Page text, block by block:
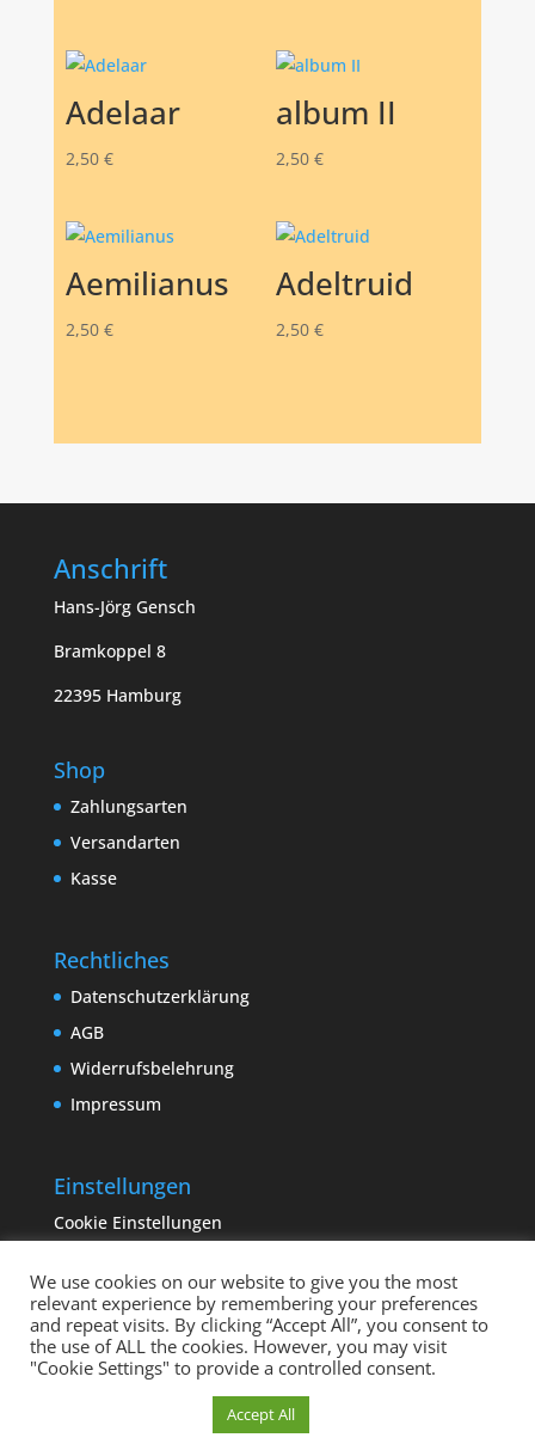
Adelaar
2,50 €
album II
2,50 €
Aemilianus
2,50 €
Adeltruid
2,50 €
Anschrift
Hans-Jörg Gensch
Bramkoppel 8
22395 Hamburg
Shop
Zahlungsarten
Versandarten
Kasse
Rechtliches
Datenschutzerklärung
AGB
Widerrufsbelehrung
Impressum
Einstellungen
Cookie Einstellungen
Copyright sempervivum.info 2023 | Designed by
binderland.de| Supported by
We use cookies on our website to give you the most
relevant experience by remembering your preferences
and repeat visits. By clicking “Accept All”, you consent to
the use of ALL the cookies. However, you may visit
"Cookie Settings" to provide a controlled consent.
Accept All